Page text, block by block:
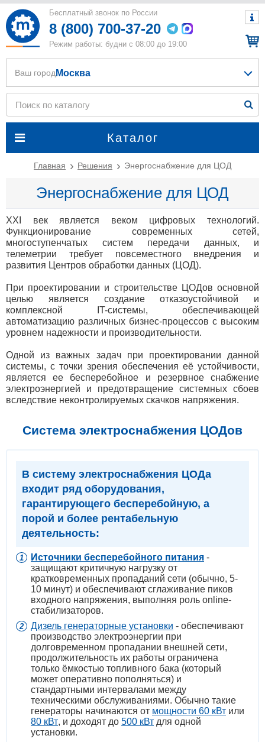
Бесплатный звонок по России
8 (800) 700-37-20
Режим работы: будни с 08:00 до 19:00
Каталог
Ваш город Москва
Главная Решения Энергоснабжение для ЦОД
Энергоснабжение для ЦОД
XXI век является веком цифровых технологий.
Функционирование современных сетей,
многоступенчатых систем передачи данных, и
телеметрии требует повсеместного внедрения и
развития Центров обработки данных (ЦОД).
При проектировании и строительстве ЦОДов основной
целью является создание отказоустойчивой и
комплексной IT-системы, обеспечивающей
автоматизацию различных бизнес-процессов с высоким
уровнем надежности и производительности.
Одной из важных задач при проектировании данной
системы, с точки зрения обеспечения её устойчивости,
является ее бесперебойное и резервное снабжение
электроэнергией и предотвращение системных сбоев
вследствие неконтролируемых скачков напряжения.
Система электроснабжения ЦОДов
В систему электроснабжения ЦОДа
входит ряд оборудования,
гарантирующего бесперебойную, а
порой и более рентабельную
деятельность:
Источники бесперебойного питания -
защищают критичную нагрузку от
кратковременных пропаданий сети (обычно, 5-
10 минут) и обеспечивают сглаживание пиков
входного напряжения, выполняя роль online-
стабилизаторов.
Дизель генераторные установки - обеспечивают
производство электроэнергии при
долговременном пропадании внешней сети,
продолжительность их работы ограничена
только ёмкостью топливного бака (который
может оперативно пополняться) и
стандартными интервалами между
техническими обслуживаниями. Обычно такие
генераторы начинаются от мощности 60 кВт или
80 кВт, и доходят до 500 кВт для одной
установки.